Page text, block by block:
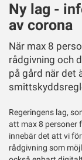
Ny lag -
av corona
När max 8
rådgivning och
på gård när det
Regeringens lag,
att max 8 personer
innebär det att vi
rådgivning som